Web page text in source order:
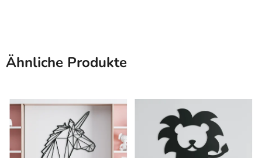
Ähnliche Produkte